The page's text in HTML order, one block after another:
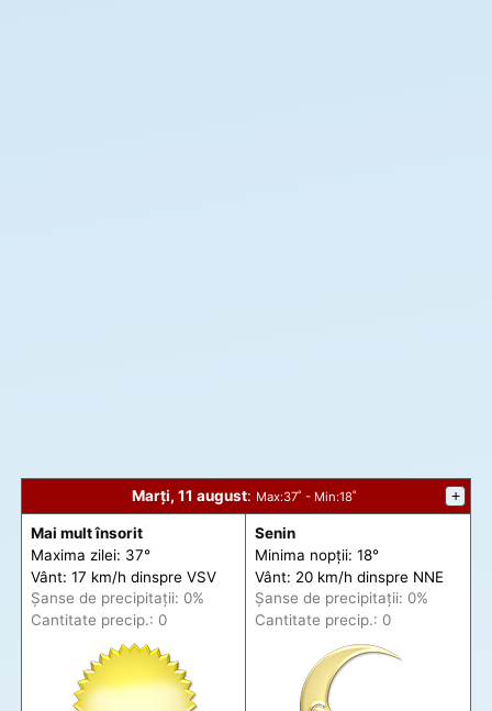
Marți, 11 august: Max:37˚ - Min:18˚ +
Mai mult însorit
Maxima zilei: 37°
Vânt: 17 km/h dinspre VSV
Șanse de precipitații: 0%
Cantitate precip.: 0
Senin
Minima nopții: 18°
Vânt: 20 km/h dinspre NNE
Șanse de precipitații: 0%
Cantitate precip.: 0